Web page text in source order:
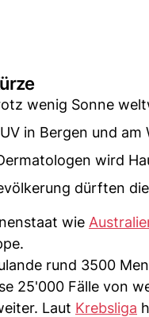
wenig Sonne
in Bergen und am
wird
dürften
wie
rund 3500
25'000 Fälle von
Laut Krebsliga